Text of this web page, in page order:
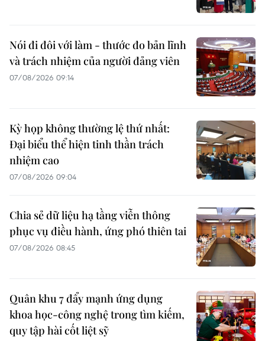
Nói đi đôi với làm - thước đo bản lĩnh
và trách nhiệm của người đảng viên
07/08/2026 09:14
Kỳ họp không thường lệ thứ nhất:
Đại biểu thể hiện tinh thần trách
nhiệm cao
07/08/2026 09:04
Chia sẻ dữ liệu hạ tầng viễn thông
phục vụ điều hành, ứng phó thiên tai
07/08/2026 08:45
Quân khu 7 đẩy mạnh ứng dụng
khoa học-công nghệ trong tìm kiếm,
quy tập hài cốt liệt sỹ